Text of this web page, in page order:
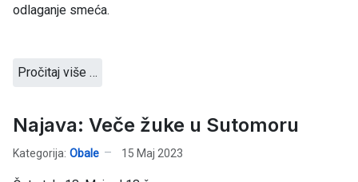
odlaganje smeća.
Pročitaj više …
Najava: Veče žuke u Sutomoru
Kategorija: Obale 15 Maj 2023